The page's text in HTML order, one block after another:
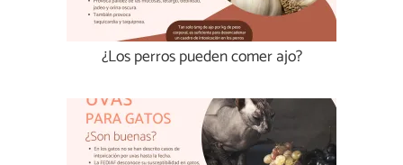
¿Los perros pueden comer ajo?